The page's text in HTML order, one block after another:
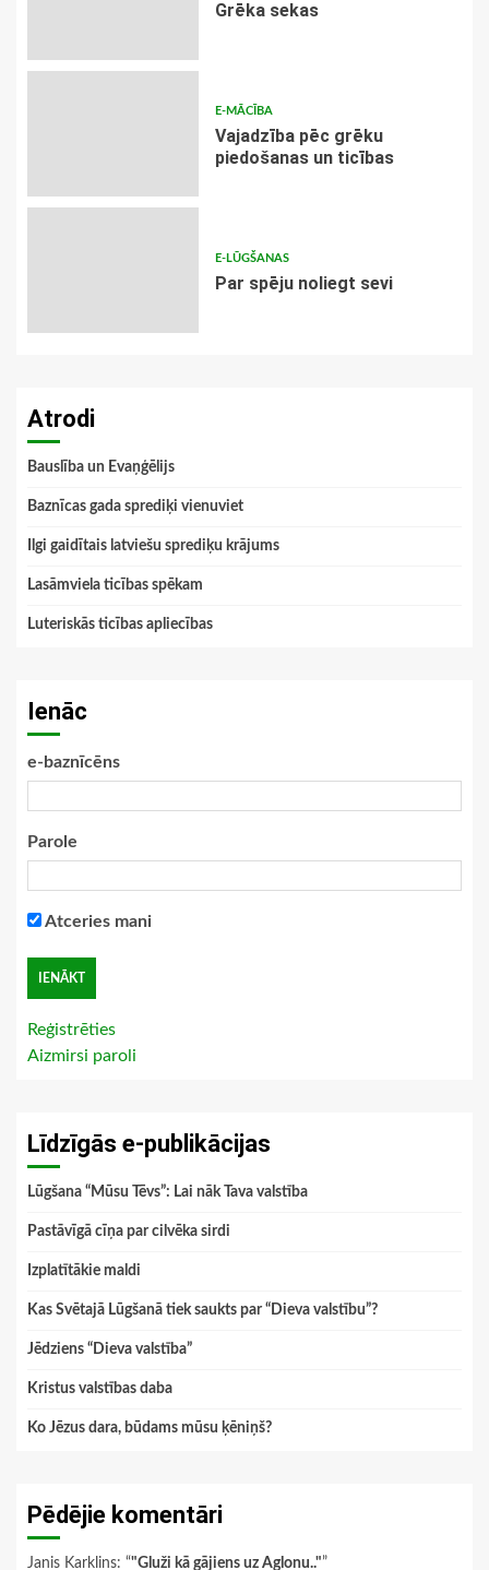
Grēka sekas
E-MĀCĪBA
Vajadzība pēc grēku
piedošanas un ticības
E-LŪGŠANAS
Par spēju noliegt sevi
Atrodi
Bauslība un Evaņģēlijs
Baznīcas gada sprediķi vienuviet
Ilgi gaidītais latviešu sprediķu krājums
Lasāmviela ticības spēkam
Luteriskās ticības apliecības
Ienāc
e-baznīcēns
Parole
Atceries mani
Reģistrēties
Aizmirsi paroli
Līdzīgās e-publikācijas
Lūgšana “Mūsu Tēvs”: Lai nāk Tava valstība
Pastāvīgā cīņa par cilvēka sirdi
Izplatītākie maldi
Kas Svētajā Lūgšanā tiek saukts par “Dieva valstību”?
Jēdziens “Dieva valstība”
Kristus valstības daba
Ko Jēzus dara, būdams mūsu ķēniņš?
Pēdējie komentāri
Janis Karklins: “"Gluži kā gājiens uz Aglonu.."”